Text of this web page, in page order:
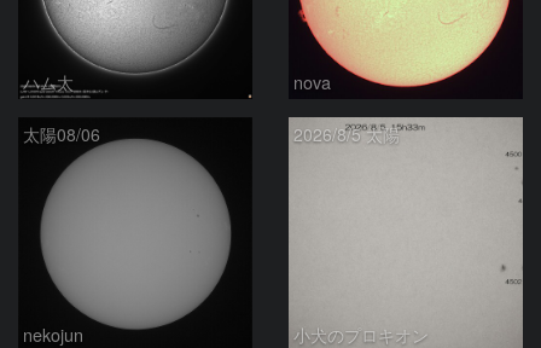
ハム太 nova
太陽08/06
nekojun
2026/8/5 太陽
小犬のプロキオン